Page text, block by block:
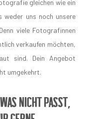
gleichen wie ein
weder uns noch unsere
viele Fotografinnen
verkaufen möchten,
sind. Dein Angebot
umgekehrt.
nicht passt,